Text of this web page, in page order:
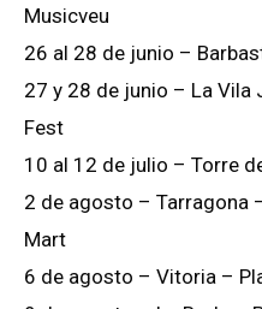
Musicveu
26 al 28 de junio –
27 y 28 de junio – La
Fest
10 al 12 de julio – Torre
2 de agosto – Tarragona
Mart
6 de agosto – Vitoria –